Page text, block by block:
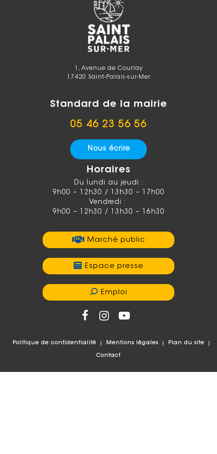
1, Avenue de Courlay
17420 Saint-Palais-sur-Mer
Standard de la mairie
05 46 23 56 56
Nous écrire
Horaires
Du lundi au jeudi :
9h00 – 12h30 / 13h30 – 17h00
Vendredi :
9h00 – 12h30 / 13h30 – 16h30
Marché public
Espace presse
Emploi
Politique de confidentialité Mentions légales Plan du site
Contact